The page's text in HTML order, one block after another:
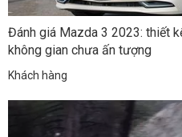
Đánh giá Mazda 3 2023: thiết
không gian chưa ấn tượng
Khách hàng